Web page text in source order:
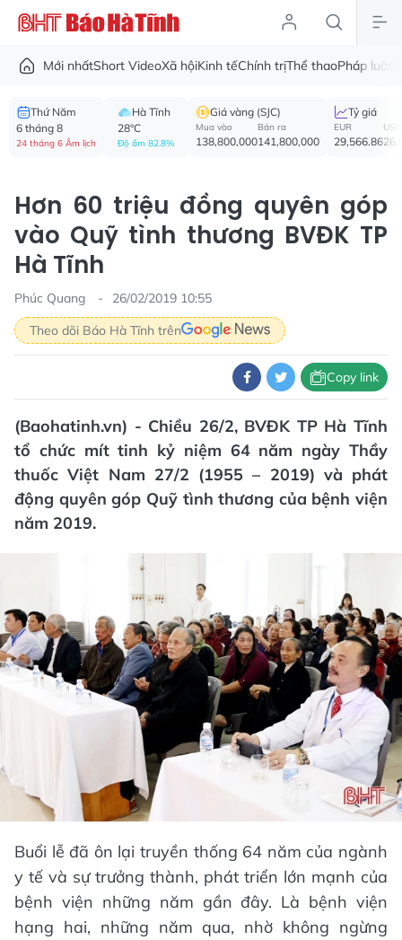
Mới nhấtShort VideoXã hộiKinh tếChính trịThể thaoPháp luật
Thứ Năm
6 tháng 8
24 tháng 6 Âm lịch
Hà Tĩnh
28°C
Độ ẩm 82.8%
Giá vàng (SJC)
Mua vào
138,800,000
Bán ra
141,800,000
Tỷ giá
EUR
29,566.86
USD
Hơn 60 triệu đồng quyên góp
vào Quỹ tình thương BVĐK TP
Hà Tĩnh
Phúc Quang
26/02/2019 10:55
Theo dõi Báo Hà Tĩnh trên
Copy link
(Baohatinh.vn) - Chiều 26/2, BVĐK TP Hà Tĩnh
tổ chức mít tinh kỷ niệm 64 năm ngày Thầy
thuốc Việt Nam 27/2 (1955 – 2019) và phát
động quyên góp Quỹ tình thương của bệnh viện
năm 2019.
Buổi lễ đã ôn lại truyền thống 64 năm của ngành
y tế và sự trưởng thành, phát triển lớn mạnh của
bệnh viện những năm gần đây. Là bệnh viện
hạng hai, những năm qua, nhờ không ngừng